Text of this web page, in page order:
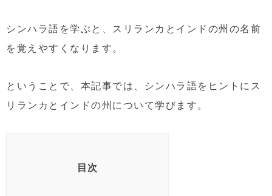
シンハラ語を学ぶと、スリランカとインドの州の名前
を覚えやすくなります。
ということで、本記事では、シンハラ語をヒントにス
リランカとインドの州について学びます。
目次